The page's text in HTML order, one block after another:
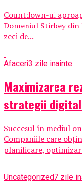
Countdown-ul
Domeniul Stirbey
zeci de...
Afaceri3 zile inainte
Maximizarea
strategii
Succesul în mediul
Companiile care
planificare,
Uncategorized7 zile